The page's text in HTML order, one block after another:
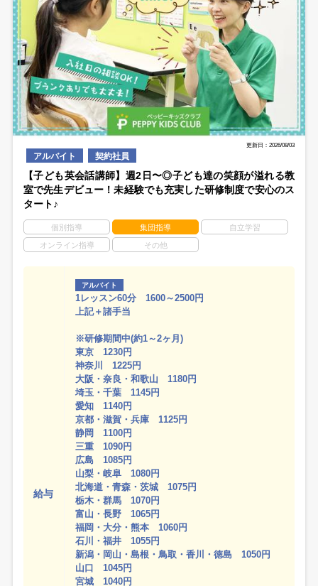
更新日：2026/08/03
アルバイト 契約社員
【子ども英会話講師】週2日〜◎子ども達の笑顔が溢れる教
室で先生デビュー！未経験でも充実した研修制度で安心のス
タート♪
個別指導 集団指導 自立学習
オンライン指導 その他
給与
アルバイト
1レッスン60分 1600～2500円
上記＋諸手当
※研修期間中(約1～2ヶ月)
東京 1230円
神奈川 1225円
大阪・奈良・和歌山 1180円
埼玉・千葉 1145円
愛知 1140円
京都・滋賀・兵庫 1125円
静岡 1100円
三重 1090円
広島 1085円
山梨・岐阜 1080円
北海道・青森・茨城 1075円
栃木・群馬 1070円
富山・長野 1065円
福岡・大分・熊本 1060円
石川・福井 1055円
新潟・岡山・島根・鳥取・香川・徳島 1050円
山口 1045円
宮城 1040円